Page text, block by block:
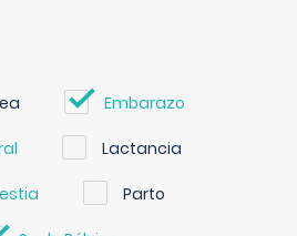
Embarazo
Lactancia
Parto